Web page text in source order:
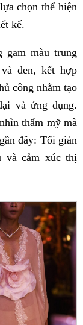
chọn thể hiện
kế.
gam màu trung
đen, kết hợp
công nhằm tạo
và ứng dụng.
thẩm mỹ mà
đây: Tối giản
và cảm xúc thị